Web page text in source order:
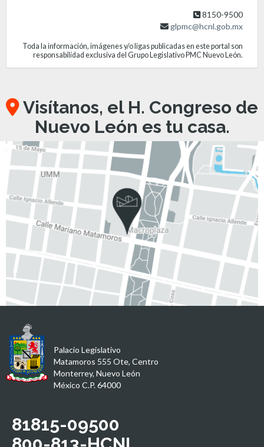
8150-9500
glpmc@hcnl.gob.mx
Toda la información, imágenes y/o ligas publicadas en este portal son
responsabilidad exclusiva del Grupo Legislativo PMC Nuevo León.
Visítanos, el H. Congreso de
Nuevo León es tu casa.
Palacio Legislativo
Matamoros 555 Ote, Centro
Monterrey, Nuevo León
México C.P. 64000
81815-09500